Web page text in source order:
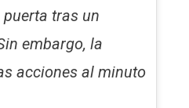
tras un
embargo, la
acciones al minuto